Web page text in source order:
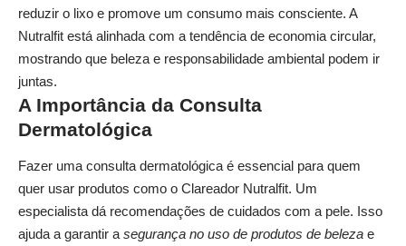
reduzir o lixo e promove um consumo mais consciente. A
Nutralfit está alinhada com a tendência de economia circular,
mostrando que beleza e responsabilidade ambiental podem ir
juntas.
A Importância da Consulta
Dermatológica
Fazer uma consulta dermatológica é essencial para quem
quer usar produtos como o Clareador Nutralfit. Um
especialista dá recomendações de cuidados com a pele. Isso
ajuda a garantir a segurança no uso de produtos de beleza e